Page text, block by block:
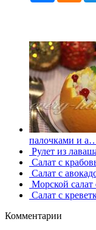
палочками и
Рулет из
Салат с
Салат с
Морской
Салат с
Комментарии